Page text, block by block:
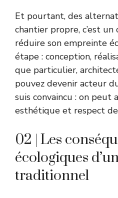
Et pourtant, des
chantier propre, c’est
réduire son empreinte
étape : conception,
que particulier,
pouvez devenir acteur
suis convaincu : on peut
esthétique et respect de
02 | Les
écologiques
traditionnel